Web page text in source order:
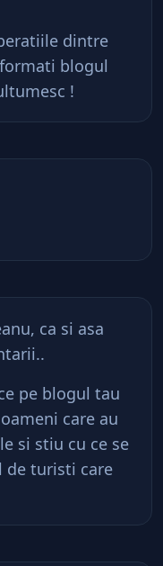
dintre
blogul
!
ca si asa
pe blogul tau
care au
si stiu cu ce se
de turisti care